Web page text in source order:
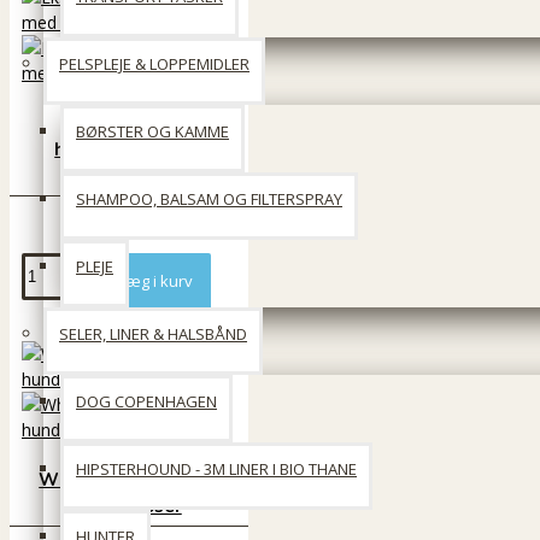
PELSPLEJE & LOPPEMIDLER
BØRSTER OG KAMME
SHAMPOO, BALSAM OG FILTERSPRAY
PLEJE
SELER, LINER & HALSBÅND
DOG COPENHAGEN
HIPSTERHOUND - 3M LINER I BIO THANE
Ekstra tykke
hundeposer med
Læg i kurv
Whesco Eco Venlige
hundeposer